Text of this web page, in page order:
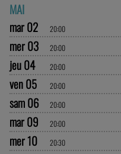
MAI
mar 02
20:00
mer 03 20:00
jeu 04 20:00
ven 05 20:00
sam 06 20:00
mar 09 20:00
mer 10 20:30